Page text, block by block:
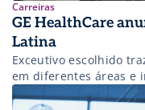
Carreiras
GE HealthCare
Latina
Exceutivo escolhido
em diferentes áreas e